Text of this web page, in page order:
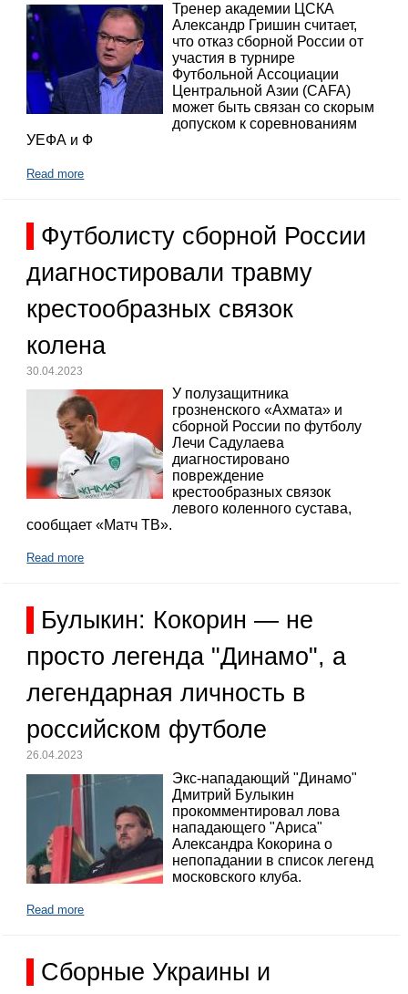
Тренер академии ЦСКА
Александр Гришин считает,
что отказ сборной России от
участия в турнире
Футбольной Ассоциации
Центральной Азии (CAFA)
может быть связан со скорым
допуском к соревнованиям
УЕФА и Ф
Read more
Футболисту сборной России
диагностировали травму
крестообразных связок
колена
30.04.2023
У полузащитника
грозненского «Ахмата» и
сборной России по футболу
Лечи Садулаева
диагностировано
повреждение
крестообразных связок
левого коленного сустава,
сообщает «Матч ТВ».
Read more
Булыкин: Кокорин — не
просто легенда "Динамо", а
легендарная личность в
российском футболе
26.04.2023
Экс-нападающий "Динамо"
Дмитрий Булыкин
прокомментировал лова
нападающего "Ариса"
Александра Кокорина о
непопадании в список легенд
московского клуба.
Read more
Сборные Украины и